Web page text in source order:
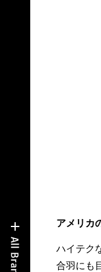
アメリカ
ハイテク
合羽にも
グが施さ
ラグラン